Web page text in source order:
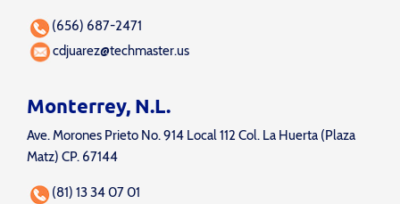
(656) 687-2471
cdjuarez@techmaster.us
Monterrey, N.L.
Ave. Morones Prieto No. 914 Local 112 Col. La Huerta (Plaza
Matz) CP. 67144
(81) 13 34 07 01